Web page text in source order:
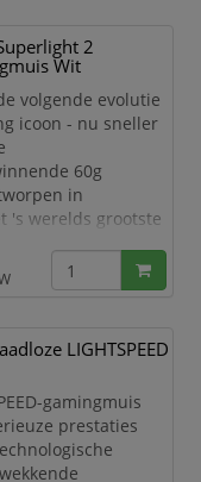
met de
die
meeste
2
Wit
volgende evolutie
icoon - nu sneller
60g
in
's werelds grootste
te slechten.
en
optische
lage
LIGHTSPEED
gamingmuis
prestaties